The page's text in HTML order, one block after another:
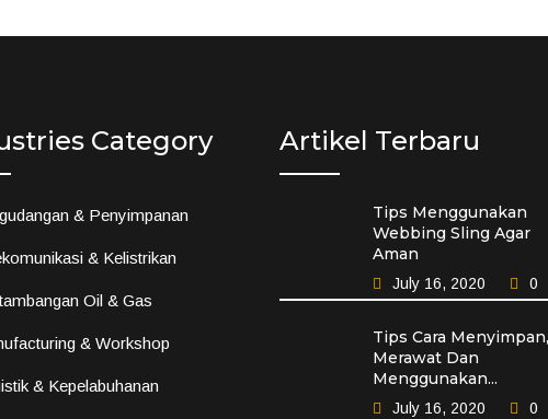
Category
& Penyimpanan
& Kelistrikan
Oil & Gas
& Workshop
& Kepelabuhanan
Artikel Terbaru
Tips Menggunakan
Webbing Sling Agar
Aman
July 16, 2020 0
Tips Cara Menyimpan,
Merawat Dan
Menggunakan...
July 16, 2020 0